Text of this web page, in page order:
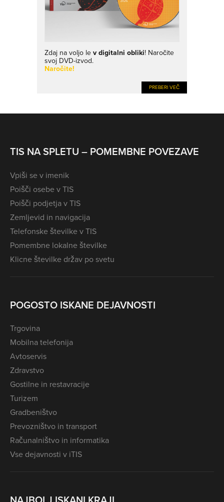
Zdaj na voljo lev digitalni obliki! Naročite
svoj DVD-izvod.
Naročite!
PREBERI VEČ
TIS NA SPLETU – POMEMBNE POVEZAVE
Vpiši se v imenik
Poišči osebe v TIS
Poišči podjetja v TIS
Zemljevid in navigacija
Telefonske številke v TIS
Pomembne lokalne številke
Klicne številke držav po svetu
POGOSTO ISKANE DEJAVNOSTI
Trgovina
Mobilna telefonija
Avtoservis
Zdravstvo
Gostilne in restavracije
Turizem
Gradbeništvo
Prevozništvo in transport
Računalništvo in informatika
Vse dejavnosti v iTIS